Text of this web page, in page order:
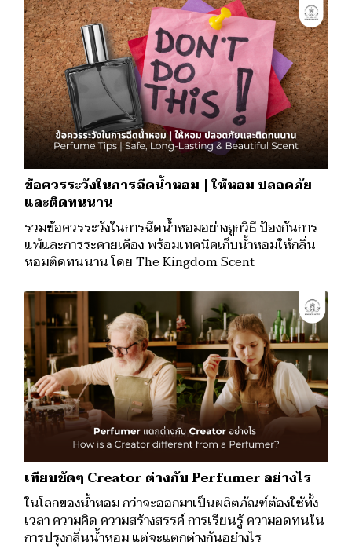
ข้อควรระวังในการฉีดน้ำหอม | ให้หอม ปลอดภัย
และติดทนนาน
รวมข้อควรระวังในการฉีดน้ำหอมอย่างถูกวิธี ป้องกันการ
แพ้และการระคายเคือง พร้อมเทคนิคเก็บน้ำหอมให้กลิ่น
หอมติดทนนาน โดย The Kingdom Scent
เทียบชัดๆ Creator ต่างกับ Perfumer อย่างไร
ในโลกของน้ำหอม กว่าจะออกมาเป็นผลิตภัณฑ์ต้องใช้ทั้ง
เวลา ความคิด ความสร้างสรรค์ การเรียนรู้ ความอดทนใน
การปรุงกลิ่นน้ำหอม แต่จะแตกต่างกันอย่างไร